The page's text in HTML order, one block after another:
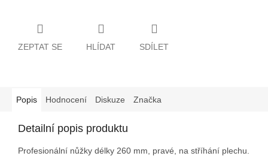
ZEPTAT SE HLÍDAT SDÍLET
Popis Hodnocení Diskuze Značka
Detailní popis produktu
Profesionální nůžky délky 260 mm, pravé, na stříhání plechu.